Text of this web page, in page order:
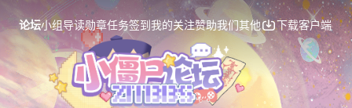
论坛小组导读勋章任务签到我的关注赞助我们其他 下载客户端